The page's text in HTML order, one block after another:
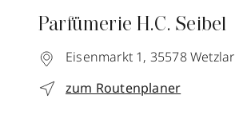
Parfümerie H.C. Seibel
Eisenmarkt 1, 35578Wetzlar
zum Routenplaner